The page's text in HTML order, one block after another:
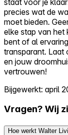
precies wat de
moet bieden.
elke stap van het
bent of al
transparant. Laat
en jouw
vertrouwen!
Bijgewerkt: april
Vragen? Wij
Hoe werkt Walter